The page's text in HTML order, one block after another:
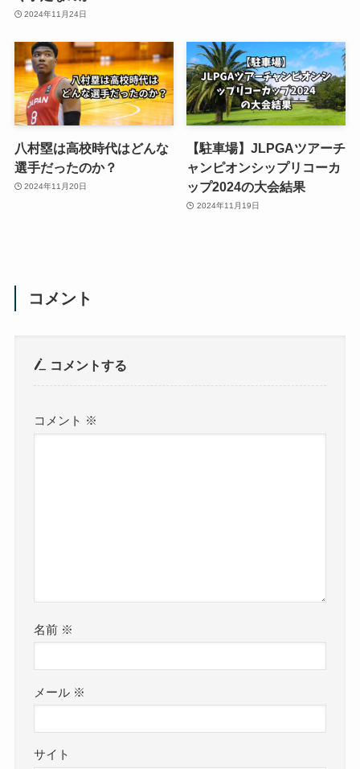
2024年11月24日
八村塁は高校時代はどんな
選手だったのか？
2024年11月20日
【駐車場】JLPGAツアーチ
ャンピオンシップリコーカ
ップ2024の大会結果
2024年11月19日
コメント
コメントする
コメント ※
名前 ※
メール ※
サイト